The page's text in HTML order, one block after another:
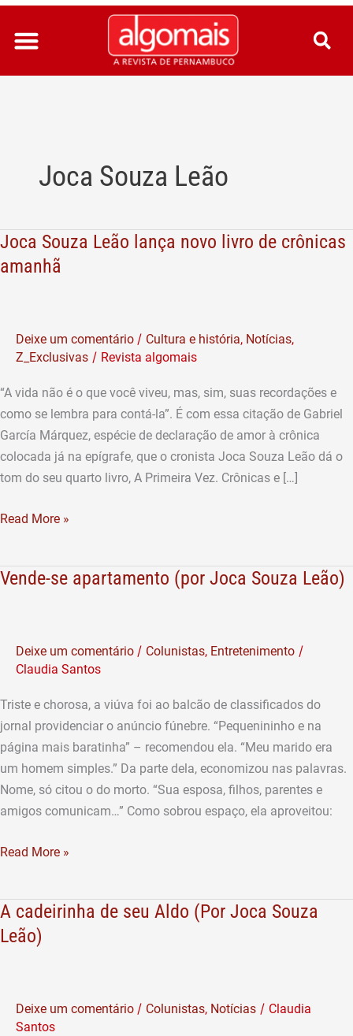
Ir
para
conteúdo
Joca Souza Leão
Joca Souza Leão lança novo livro de crônicas
amanhã
Deixe um comentário / Cultura e história, Notícias,
Z_Exclusivas / Revista algomais
“A vida não é o que você viveu, mas, sim, suas recordações e
como se lembra para contá-la”. É com essa citação de Gabriel
García Márquez, espécie de declaração de amor à crônica
colocada já na epígrafe, que o cronista Joca Souza Leão dá o
tom do seu quarto livro, A Primeira Vez. Crônicas e […]
Joca
Souza
livro
crônicas
amanhã
Read More »
Vende-se apartamento (por Joca Souza Leão)
Deixe um comentário / Colunistas, Entretenimento /
Claudia Santos
Triste e chorosa, a viúva foi ao balcão de classificados do
jornal providenciar o anúncio fúnebre. “Pequenininho e na
página mais baratinha” – recomendou ela. “Meu marido era
um homem simples.” Da parte dela, economizou nas palavras.
Nome, só citou o do morto. “Sua esposa, filhos, parentes e
amigos comunicam…” Como sobrou espaço, ela aproveitou:
Vende-
Joca
Leão)
Read More »
A cadeirinha de seu Aldo (Por Joca Souza
Leão)
Deixe um comentário / Colunistas, Notícias / Claudia
Santos
A
cadeirinha
(Por